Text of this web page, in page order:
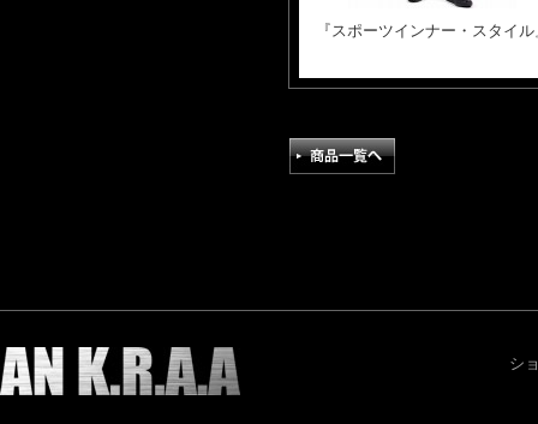
『スポーツインナー・スタイル
シ